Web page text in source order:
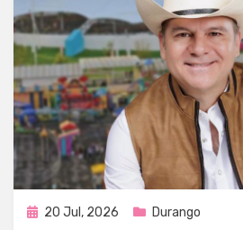
Publicada
20 Jul, 2026 Durango